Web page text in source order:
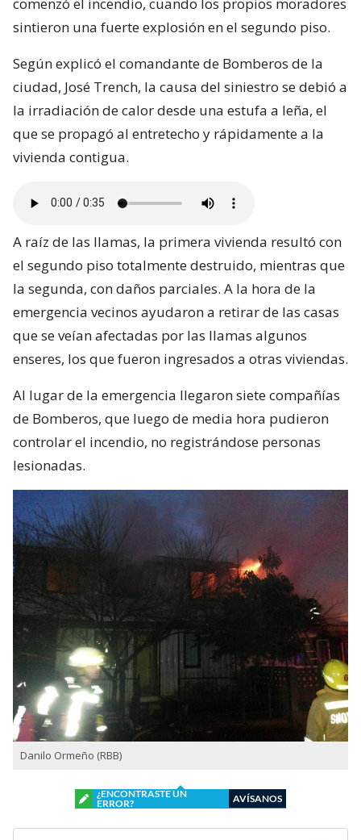
sintieron una fuerte explosión en el segundo piso.
Según explicó el comandante de Bomberos de la
ciudad, José Trench, la causa del siniestro se debió a
la irradiación de calor desde una estufa a leña, el
que se propagó al entretecho y rápidamente a la
vivienda contigua.
A raíz de las llamas, la primera vivienda resultó con
el segundo piso totalmente destruido, mientras que
la segunda, con daños parciales. A la hora de la
emergencia vecinos ayudaron a retirar de las casas
que se veían afectadas por las llamas algunos
enseres, los que fueron ingresados a otras viviendas.
Al lugar de la emergencia llegaron siete compañías
de Bomberos, que luego de media hora pudieron
controlar el incendio, no registrándose personas
lesionadas.
Danilo Ormeño (RBB)
¿ENCONTRASTE UN
ERROR?
AVÍSANOS